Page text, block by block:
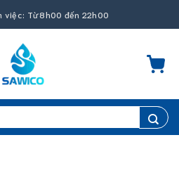
việc: Từ 8h00 đến 22h00